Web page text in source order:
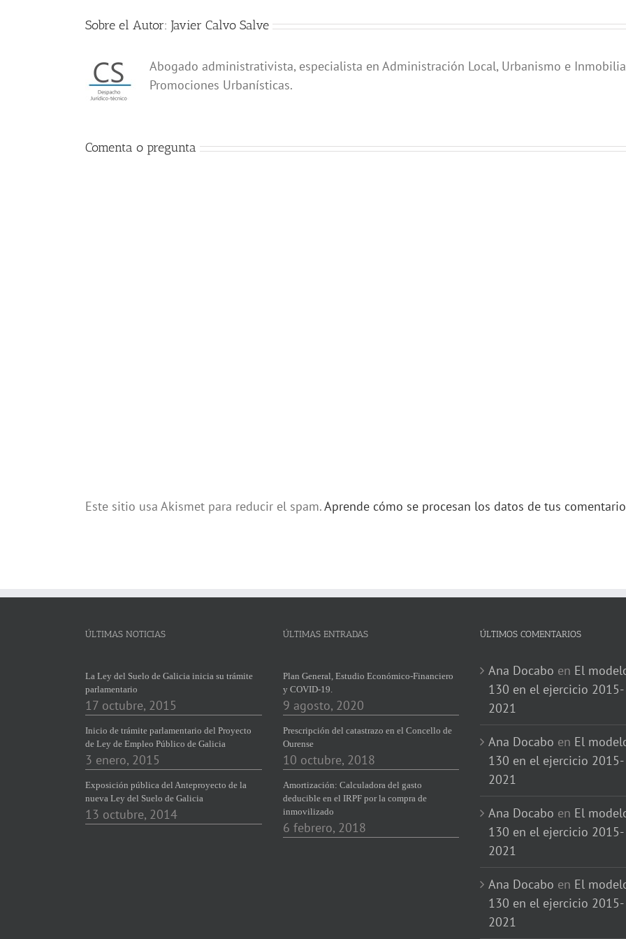
Sobre el Autor: Javier Calvo Salve
Abogado administrativista, especialista en Administración Local, Urbanismo e
Promociones Urbanísticas.
Comenta o pregunta
Este sitio usa Akismet para reducir el spam.Aprende cómo se procesan los datos de tus
ÚLTIMAS NOTICIAS
La Ley del Suelo de Galicia inicia su trámite
parlamentario
17 octubre, 2015
Inicio de trámite parlamentario del Proyecto
de Ley de Empleo Público de Galicia
3 enero, 2015
Exposición pública del Anteproyecto de la
nueva Ley del Suelo de Galicia
13 octubre, 2014
ÚLTIMAS ENTRADAS
Plan General, Estudio Económico-Financiero
y COVID-19.
9 agosto, 2020
Prescripción del catastrazo en el Concello de
Ourense
10 octubre, 2018
Amortización: Calculadora del gasto
deducible en el IRPF por la compra de
inmovilizado
6 febrero, 2018
ÚLTIMOS COMENTARIOS
Ana Docabo en El
130 en el ejercicio 2015-
2021
Ana Docabo en El
130 en el ejercicio 2015-
2021
Ana Docabo en El
130 en el ejercicio 2015-
2021
Ana Docabo en El
130 en el ejercicio 2015-
2021